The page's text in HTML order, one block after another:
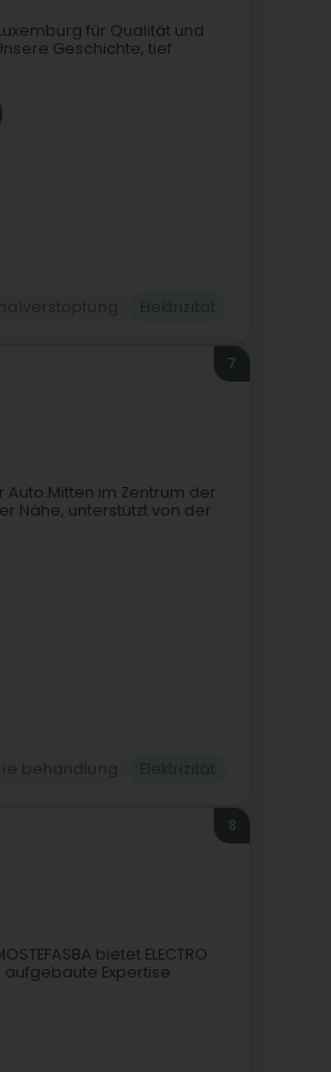
für Qualität und
Geschichte, tief
7
Auto.Mitten im Zentrum der
Nähe, unterstützt von der
8
bietet ELECTRO
aufgebaute Expertise